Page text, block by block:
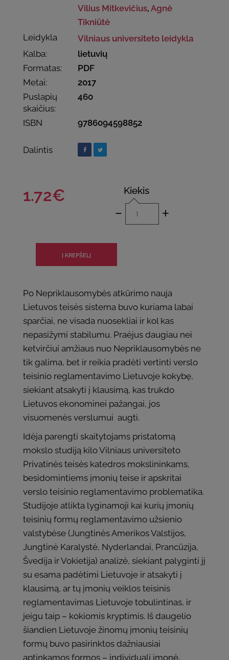
Vilius Mitkevičius,Agnė
Tikniūtė
Leidykla
Vilniaus universiteto leidykla
Kalba:
lietuvių
Formatas:
PDF
Metai:
2017
Puslapių
skaičius:
460
ISBN 9786094598852
Dalintis
1.72€ Kiekis
- +
Po Nepriklausomybės atkūrimo nauja
Lietuvos teisės sistema buvo kuriama labai
sparčiai, ne visada nuosekliai ir kol kas
nepasižymi stabilumu. Praėjus daugiau nei
ketvirčiui amžiaus nuo Nepriklausomybės ne
tik galima, bet ir reikia pradėti vertinti verslo
teisinio reglamentavimo Lietuvoje kokybę,
siekiant atsakyti į klausimą, kas trukdo
Lietuvos ekonominei pažangai, jos
visuomenės verslumui augti.
Idėja parengti skaitytojams pristatomą
mokslo studiją kilo Vilniaus universiteto
Privatinės teisės katedros mokslininkams,
besidomintiems įmonių teise ir apskritai
verslo teisinio reglamentavimo problematika.
Studijoje atlikta lyginamoji kai kurių įmonių
teisinių formų reglamentavimo užsienio
valstybėse (Jungtinės Amerikos Valstijos,
Jungtinė Karalystė, Nyderlandai, Prancūzija,
Švedija ir Vokietija) analizė, siekiant palyginti jį
su esama padėtimi Lietuvoje ir atsakyti į
klausimą, ar tų įmonių veiklos teisinis
reglamentavimas Lietuvoje tobulintinas, ir
jeigu taip – kokiomis kryptimis. Iš daugelio
šiandien Lietuvoje žinomų įmonių teisinių
formų buvo pasirinktos dažniausiai
aptinkamos formos – individuali įmonė,